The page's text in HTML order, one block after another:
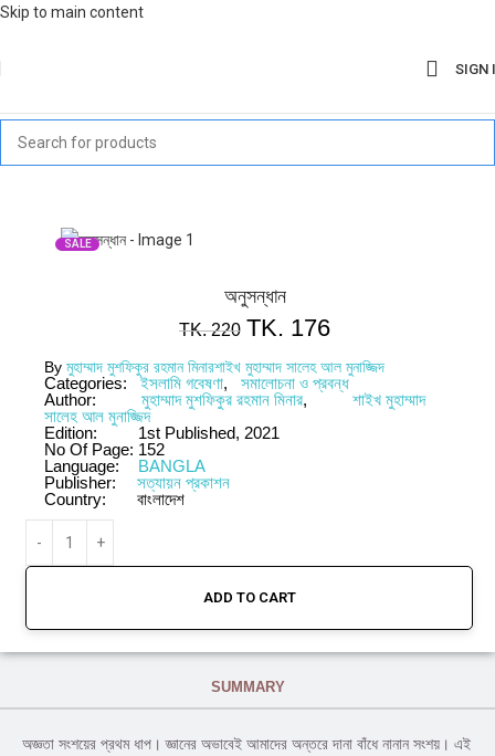
Skip to main content
SIGN
SALE
অনুসন্ধান
TK.220 TK. 176
By মুহাম্মাদ মুশফিকুর রহমান মিনারশাইখ মুহাম্মাদ সালেহ আল মুনাজ্জিদ
Categories: ইসলামি গবেষণা,
সমালোচনা ও প্রবন্ধ
Author:
মুহাম্মাদ মুশফিকুর রহমান মিনার,
শাইখ মুহাম্মাদ
সালেহ আল মুনাজ্জিদ
Edition:
1st Published, 2021
No Of Page: 152
Language:
BANGLA
Publisher:
সত্যায়ন প্রকাশন
Country:
বাংলাদেশ
ADD TO CART
SUMMARY
অজ্ঞতা সংশয়ের প্রথম ধাপ। জ্ঞানের অভাবেই আমাদের অন্তরে দানা বাঁধে নানান সংশয়। এই